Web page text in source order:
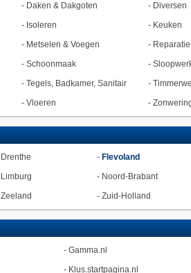
- Daken & Dakgoten - Diversen
- Isoleren - Keuken
- Metselen & Voegen -
- Schoonmaak -
- Tegels, Badkamer, Sanitair -
- Vloeren -
Drenthe - Flevoland
Limburg - Noord-Brabant
Zeeland - Zuid-Holland
- Gamma.nl
- Klus.startpagina.nl